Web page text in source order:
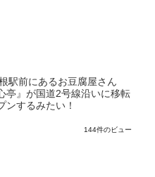
駅前にあるお豆腐屋さん
亭』が国道2号線沿いに移転
ンするみたい！
144件のビュー